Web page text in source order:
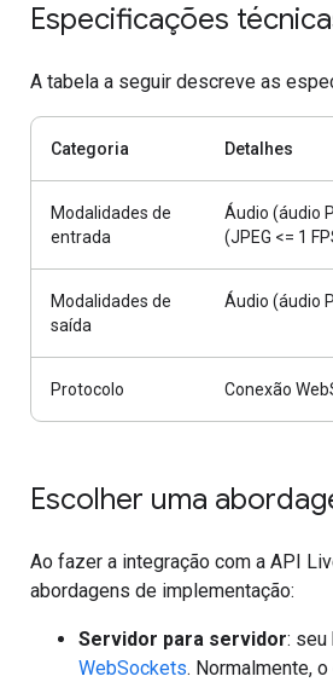
Especificações
A tabela a seguir descreve as
Categoria Detalhes
Modalidades de
entrada
Áudio (áudio
(JPEG <= 1
Modalidades de
saída
Áudio (áudio
Protocolo Conexão
Escolher uma
Ao fazer a integração com a API
abordagens de implementação:
Servidor para servidor: seu
WebSockets. Normalmente,